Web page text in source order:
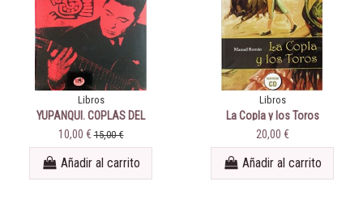
Libros
YUPANQUI. COPLAS DEL
PAYADOR PERSEGUIDO
10,00 €15,00 €
Añadir al carrito
Libros
La Copla y los Toros
20,00 €
Añadir al carrito